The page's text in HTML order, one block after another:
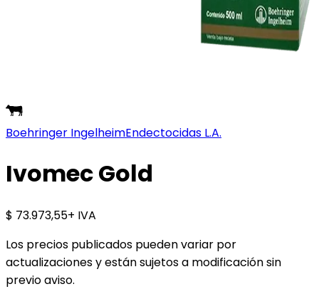
Boehringer IngelheimEndectocidas L.A.
Ivomec Gold
$ 73.973,55+ IVA
Los precios publicados pueden variar por
actualizaciones y están sujetos a modificación sin
previo aviso.